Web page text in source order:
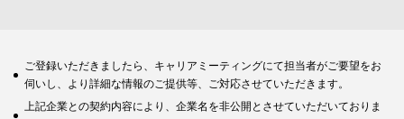
ご登録いただきましたら、キャリアミーティングにて担当者がご要望をお
伺いし、より詳細な情報のご提供等、ご対応させていただきます。
上記企業との契約内容により、企業名を非公開とさせていただいておりま